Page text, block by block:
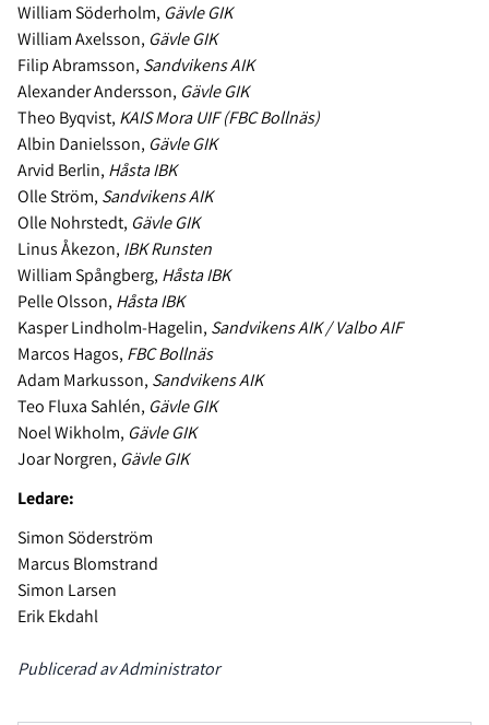
William Söderholm, Gävle GIK
William Axelsson, Gävle GIK
Filip Abramsson, Sandvikens AIK
Alexander Andersson, Gävle GIK
Theo Byqvist, KAIS Mora UIF (FBC Bollnäs)
Albin Danielsson, Gävle GIK
Arvid Berlin, Håsta IBK
Olle Ström, Sandvikens AIK
Olle Nohrstedt, Gävle GIK
Linus Åkezon, IBK Runsten
William Spångberg, Håsta IBK
Pelle Olsson, Håsta IBK
Kasper Lindholm-Hagelin, Sandvikens AIK / Valbo AIF
Marcos Hagos, FBC Bollnäs
Adam Markusson, Sandvikens AIK
Teo Fluxa Sahlén, Gävle GIK
Noel Wikholm, Gävle GIK
Joar Norgren, Gävle GIK
Ledare:
Simon Söderström
Marcus Blomstrand
Simon Larsen
Erik Ekdahl
Publicerad av Administrator